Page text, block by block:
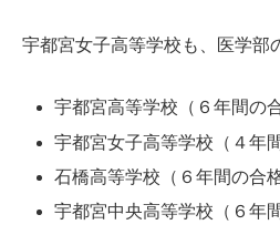
宇都宮女子高等学校も、医学部
宇都宮高等学校（６年間の
宇都宮女子高等学校（４年
石橋高等学校（６年間の合
宇都宮中央高等学校（６年